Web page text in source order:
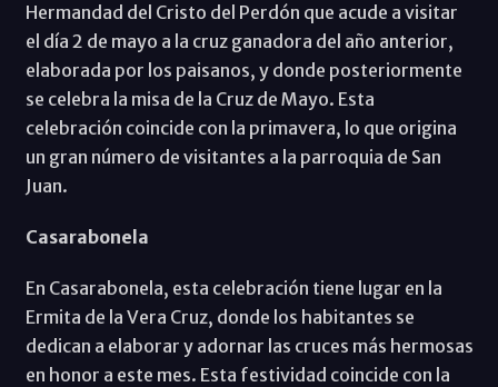
Hermandad del Cristo del Perdón que acude a visitar
el día 2 de mayo a la cruz ganadora del año anterior,
elaborada por los paisanos, y donde posteriormente
se celebra la misa de la Cruz de Mayo. Esta
celebración coincide con la primavera, lo que origina
un gran número de visitantes a la parroquia de San
Juan.
Casarabonela
En Casarabonela, esta celebración tiene lugar en la
Ermita de la Vera Cruz, donde los habitantes se
dedican a elaborar y adornar las cruces más hermosas
en honor a este mes. Esta festividad coincide con la